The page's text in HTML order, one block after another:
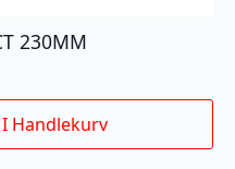
230MM
Handlekurv